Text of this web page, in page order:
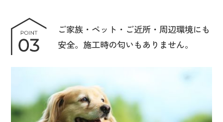
ご家族・ペット・ご近所・周辺環境にも
安全。施工時の匂いもありません。